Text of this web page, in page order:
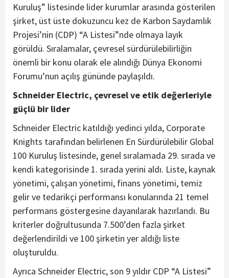
Kuruluş” listesinde lider kurumlar arasında gösterilen
şirket, üst üste dokuzuncu kez de Karbon Saydamlık
Projesi’nin (CDP) “A Listesi”nde olmaya layık
görüldü. Sıralamalar, çevresel sürdürülebilirliğin
önemli bir konu olarak ele alındığı Dünya Ekonomi
Forumu’nun açılış gününde paylaşıldı.
Schneider Electric, çevresel ve etik değerleriyle
güçlü bir lider
Schneider Electric katıldığı yedinci yılda, Corporate
Knights tarafından belirlenen En Sürdürülebilir Global
100 Kuruluş listesinde, genel sıralamada 29. sırada ve
kendi kategorisinde 1. sırada yerini aldı. Liste, kaynak
yönetimi, çalışan yönetimi, finans yönetimi, temiz
gelir ve tedarikçi performansı konularında 21 temel
performans göstergesine dayanılarak hazırlandı. Bu
kriterler doğrultusunda 7.500’den fazla şirket
değerlendirildi ve 100 şirketin yer aldığı liste
oluşturuldu.
Ayrıca Schneider Electric, son 9 yıldır CDP “A Listesi”